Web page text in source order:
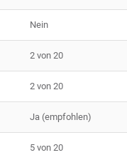
Nein
2 von 20
2 von 20
Ja (empfohlen)
5 von 20